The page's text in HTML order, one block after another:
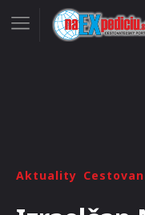
Aktuality